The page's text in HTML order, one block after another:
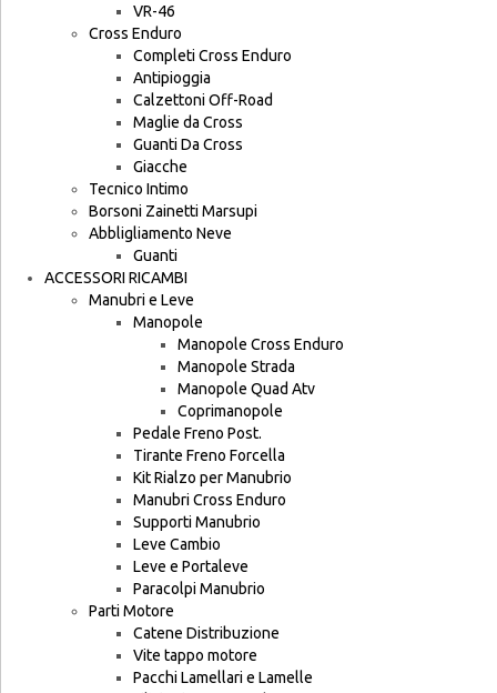
VR-46
Cross Enduro
Completi Cross Enduro
Antipioggia
Calzettoni Off-Road
Maglie da Cross
Guanti Da Cross
Giacche
Tecnico Intimo
Borsoni Zainetti Marsupi
Abbligliamento Neve
Guanti
ACCESSORI RICAMBI
Manubri e Leve
Manopole
Manopole Cross Enduro
Manopole Strada
Manopole Quad Atv
Coprimanopole
Pedale Freno Post.
Tirante Freno Forcella
Kit Rialzo per Manubrio
Manubri Cross Enduro
Supporti Manubrio
Leve Cambio
Leve e Portaleve
Paracolpi Manubrio
Parti Motore
Catene Distribuzione
Vite tappo motore
Pacchi Lamellari e Lamelle